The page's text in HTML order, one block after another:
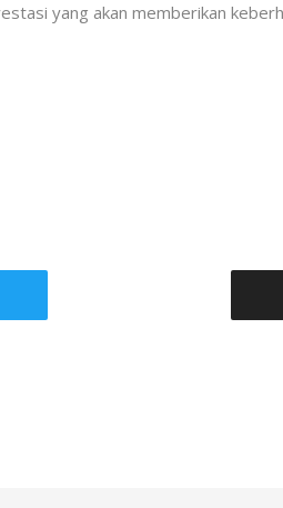
yang akan memberikan